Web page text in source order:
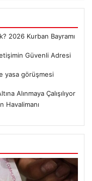
2026 Kurban Bayramı
Güvenli Adresi
yasa görüşmesi
Alınmaya Çalışılıyor
Havalimanı